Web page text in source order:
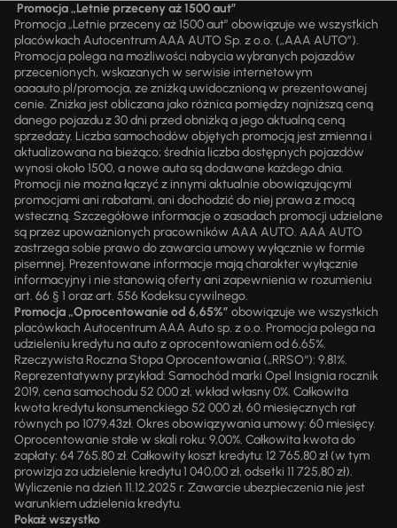
Promocja „Letnie przeceny aż 1500 aut”
Promocja „Letnie przeceny aż 1500 aut” obowiązuje we wszystkich
placówkach Autocentrum AAA AUTO Sp. z o.o. („AAA AUTO”).
Promocja polega na możliwości nabycia wybranych pojazdów
przecenionych, wskazanych w serwisie internetowym
aaaauto.pl/promocja, ze zniżką uwidocznioną w prezentowanej
cenie. Zniżka jest obliczana jako różnica pomiędzy najniższą ceną
danego pojazdu z 30 dni przed obniżką a jego aktualną ceną
sprzedaży. Liczba samochodów objętych promocją jest zmienna i
aktualizowana na bieżąco; średnia liczba dostępnych pojazdów
wynosi około 1500, a nowe auta są dodawane każdego dnia.
Promocji nie można łączyć z innymi aktualnie obowiązującymi
promocjami ani rabatami, ani dochodzić do niej prawa z mocą
wsteczną. Szczegółowe informacje o zasadach promocji udzielane
są przez upoważnionych pracowników AAA AUTO. AAA AUTO
zastrzega sobie prawo do zawarcia umowy wyłącznie w formie
pisemnej. Prezentowane informacje mają charakter wyłącznie
informacyjny i nie stanowią oferty ani zapewnienia w rozumieniu
art. 66 § 1 oraz art. 556 Kodeksu cywilnego.
Promocja „Oprocentowanie od 6,65%” obowiązuje we wszystkich
placówkach Autocentrum AAA Auto sp. z o.o. Promocja polega na
udzieleniu kredytu na auto z oprocentowaniem od 6,65%.
Rzeczywista Roczna Stopa Oprocentowania („RRSO“): 9,81%.
Reprezentatywny przykład: Samochód marki Opel Insignia rocznik
2019, cena samochodu 52 000 zł, wkład własny 0%. Całkowita
kwota kredytu konsumenckiego 52 000 zł, 60 miesięcznych rat
równych po 1079,43zł. Okres obowiązywania umowy: 60 miesięcy.
Oprocentowanie stałe w skali roku: 9,00%. Całkowita kwota do
zapłaty: 64 765,80 zł. Całkowity koszt kredytu: 12 765,80 zł (w tym
prowizja za udzielenie kredytu 1 040,00 zł, odsetki 11 725,80 zł).
Wyliczenie na dzień 11.12.2025 r. Zawarcie ubezpieczenia nie jest
warunkiem udzielenia kredytu.
Pokaż wszystko